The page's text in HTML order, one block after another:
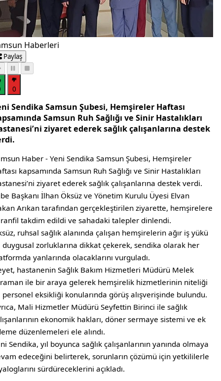
Haberleri
Paylaş
0
Sendika Samsun Şubesi, Hemşireler Haftası
Samsun Ruh Sağlığı ve Sinir Hastalıkları
ziyaret ederek sağlık çalışanlarına destek
Haber - Yeni Sendika Samsun Şubesi, Hemşireler
kapsamında Samsun Ruh Sağlığı ve Sinir Hastalıkları
ziyaret ederek sağlık çalışanlarına destek verdi.
Başkanı İlhan Öksüz ve Yönetim Kurulu Üyesi Elvan
Arıkan tarafından gerçekleştirilen ziyarette, hemşirelere
takdim edildi ve sahadaki talepler dinlendi.
ruhsal sağlık alanında çalışan hemşirelerin ağır iş yükü
duygusal zorluklarına dikkat çekerek, sendika olarak her
yanlarında olacaklarını vurguladı.
hastanenin Sağlık Bakım Hizmetleri Müdürü Melek
ile bir araya gelerek hemşirelik hizmetlerinin niteliği
personel eksikliği konularında görüş alışverişinde bulundu.
Mali Hizmetler Müdürü Seyfettin Birinci ile sağlık
ekonomik hakları, döner sermaye sistemi ve ek
düzenlemeleri ele alındı.
Sendika, yıl boyunca sağlık çalışanlarının yanında olmaya
edeceğini belirterek, sorunların çözümü için yetkililerle
sürdüreceklerini açıkladı.